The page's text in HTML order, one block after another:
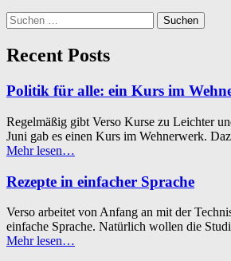
Suchen
nach:
Recent Posts
Politik für alle: ein Kurs im
Regelmäßig gibt Verso Kurse zu Leichter
Juni gab es einen Kurs im Wehnerwerk.
Mehr lesen
alle:
ein
Kurs
im
Wehnerwerk
Dresden”
…
Rezepte in einfacher Sprache
Verso arbeitet von Anfang an mit der
einfache Sprache. Natürlich wollen die
Mehr lesen…